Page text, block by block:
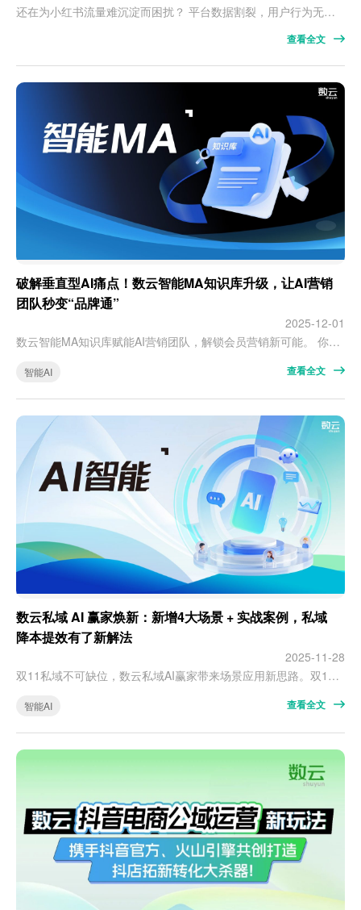
还在为小红书流量难沉淀而困扰？ 平台数据割裂，用户行为无法科学分析？ 高价值粉丝难深耕，复购与增长遥遥无期？ 数云 × 小红书会员通，重磅上线！ 一站式构建从种草→入会→复购→忠诚的全域增长闭环。 种草流量，变可运营会员资产 打通小红书 × 多平台会员体系， 实现等级统一、身份统一、积分统一、数据互通。 身份互通，一键直达体验顺畅 小红书多场景一键入会， 全渠道等级、积分、权益自动同步。 资产打通…
查看全文
破解垂直型AI痛点！数云智能MA知识库升级，让AI营销
团队秒变“品牌通”
2025-12-01
数云智能MA知识库赋能AI营销团队，解锁会员营销新可能。 你是否也有这样的困扰？虽然垂直型AI具备基础应用能力，但需要人工持续干预、反复调整；有时为获取符合预期的结果，甚至要耗费大量时间撰写结构严谨、指令精准的“专家级Prompt”——如此高的操作成本让人陷入纠结：是“让AI继续”，还是“自己做”？这一点，可以用香农的信息论简单解释：信息是消除不确定性的过程。 垂直型Agent之所以“能用”，是因…
智能AI 查看全文
数云私域 AI 赢家焕新：新增4大场景 + 实战案例，私域
降本提效有了新解法
2025-11-28
双11私域不可缺位，数云私域AI赢家带来场景应用新思路。双11是公域的狂欢，但也少不了私域作为“大后方”的协作与支持：促前导流、快速激活；促时托举、高效转化；促后承接、持续运营。对商家而言，用全域视角规划生意，选择适配的私域产品提前规划，不仅能更好地保障大促运营，还能高效承接促后流量，实现长效增长。以下数云私域AI赢家的新动态，或许能为商家提供私域布局的新思路。数云私域AI赢家是数云围绕私域客服场…
智能AI 查看全文